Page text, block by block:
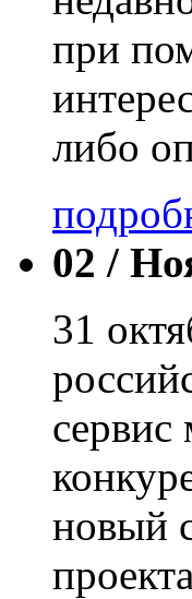
при
либо
02 /
31
новый